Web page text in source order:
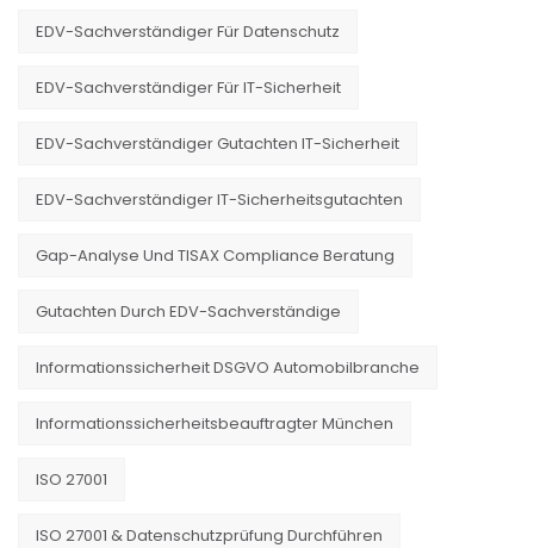
EDV-Sachverständiger Für Datenschutz
EDV-Sachverständiger Für IT-Sicherheit
EDV-Sachverständiger Gutachten IT-Sicherheit
EDV-Sachverständiger IT-Sicherheitsgutachten
Gap-Analyse Und TISAX Compliance Beratung
Gutachten Durch EDV-Sachverständige
Informationssicherheit DSGVO Automobilbranche
Informationssicherheitsbeauftragter München
ISO 27001
ISO 27001 & Datenschutzprüfung Durchführen